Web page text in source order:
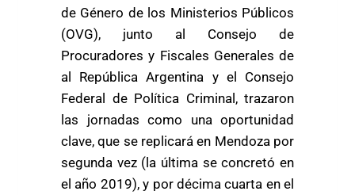
de Género de los Ministerios Públicos
(OVG), junto al Consejo de
Procuradores y Fiscales Generales de
al República Argentina y el Consejo
Federal de Política Criminal, trazaron
las jornadas como una oportunidad
clave, que se replicará en Mendoza por
segunda vez (la última se concretó en
el año 2019), y por décima cuarta en el